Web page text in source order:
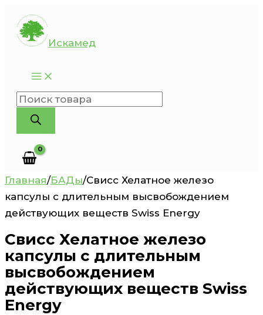
Перейти
содержимому
Искамед
Поиск
товаров
Главная/БАДы/Свисс Хелатное железо
капсулы с длительным высвобождением
действующих веществ Swiss Energy
Свисс Хелатное железо
капсулы с длительным
высвобождением
действующих веществ Swiss
Energy